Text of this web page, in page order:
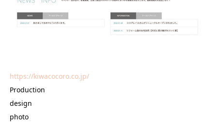
https://kiwacocoro.co.jp/
Production
design
photo